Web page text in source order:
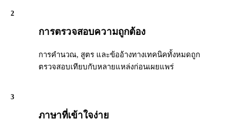
2
การตรวจสอบความถูกต้อง
การคำนวณ, สูตร และข้ออ้างทางเทคนิคทั้งหมดถูก
ตรวจสอบเทียบกับหลายแหล่งก่อนเผยแพร่
3
ภาษาที่เข้าใจง่าย